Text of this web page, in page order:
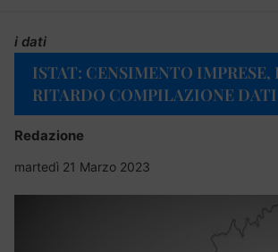
i dati
ISTAT: CENSIMENTO
RITARDO COMPILAZIONE DATI
Redazione
martedì 21 Marzo 2023